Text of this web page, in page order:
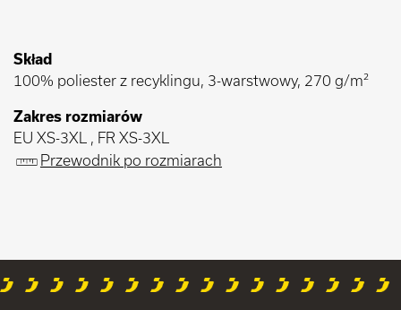
Skład
100% poliester z recyklingu, 3-warstwowy, 270 g/m²
Zakres rozmiarów
EU XS-3XL , FR XS-3XL
Przewodnik po rozmiarach